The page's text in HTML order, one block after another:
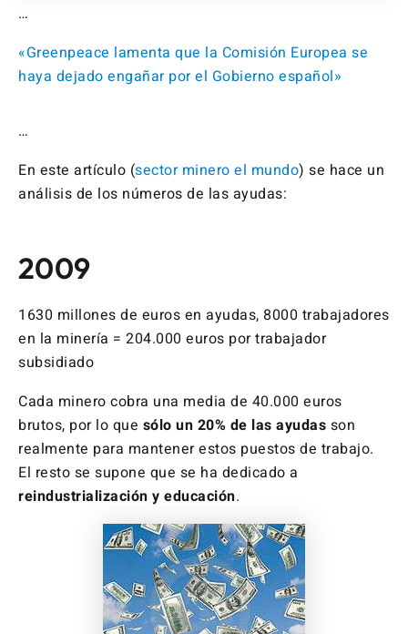
…
«Greenpeace lamenta que la Comisión Europea se
haya dejado engañar por el Gobierno español»
…
En este artículo (sector minero el mundo) se hace un
análisis de los números de las ayudas:
2009
1630 millones de euros en ayudas, 8000 trabajadores
en la minería = 204.000 euros por trabajador
subsidiado
Cada minero cobra una media de 40.000 euros
brutos, por lo que sólo un 20% de las ayudas son
realmente para mantener estos puestos de trabajo.
El resto se supone que se ha dedicado a
reindustrialización y educación.